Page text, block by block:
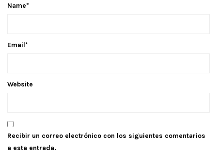
Name*
Email*
Website
Recibir un correo electrónico con los siguientes comentarios
a esta entrada.